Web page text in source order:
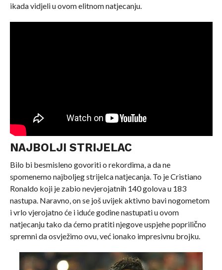
ikada vidjeli u ovom elitnom natjecanju.
NAJBOLJI STRIJELAC
Bilo bi besmisleno govoriti o rekordima, a da ne
spomenemo najboljeg strijelca natjecanja. To je Cristiano
Ronaldo koji je zabio nevjerojatnih 140 golova u 183
nastupa. Naravno, on se još uvijek aktivno bavi nogometom
i vrlo vjerojatno će i iduće godine nastupati u ovom
natjecanju tako da ćemo pratiti njegove uspjehe poprilično
spremni da osvježimo ovu, već ionako impresivnu brojku.